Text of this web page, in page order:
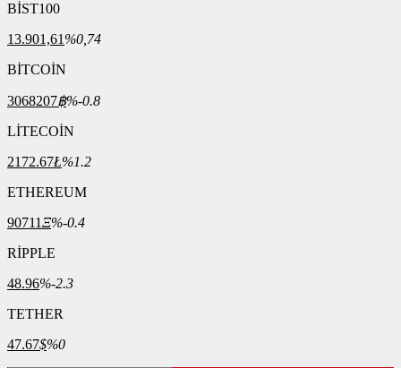
BİST100
13.901,61 %0,74
BİTCOİN
3068207฿%-0.8
LİTECOİN
2172.67Ł%1.2
ETHEREUM
90711Ξ%-0.4
RİPPLE
48.96%-2.3
TETHER
47.67$%0